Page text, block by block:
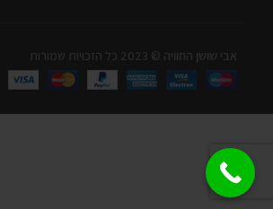
אבי שושן החוויה © 2023 כל הזכויות שמורות